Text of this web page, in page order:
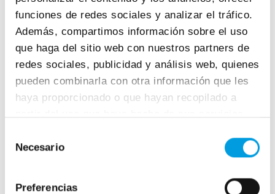
funciones de redes sociales y analizar el tráfico.
Además, compartimos información sobre el uso
que haga del sitio web con nuestros partners de
redes sociales, publicidad y análisis web, quienes
pueden combinarla con otra información que les
haya proporcionado o que hayan recopilado a
Necesario
Preferencias
puede modificar la cuota para ajustarla a
los rendimientos que vaya obteniendo. Se
deberá comunicar a través del portal de la
Tesorería General de la Seguridad Social
Import@ss.
Regularización de la cuota de cotización.
la misma base anterior
a 1 de enero de
base diferente antes del 28 de febrero de